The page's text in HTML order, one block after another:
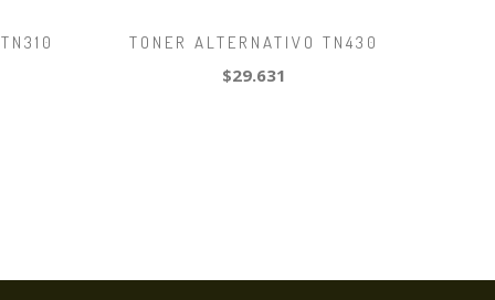
TONER ALTERNATIVO TN430
$29.631